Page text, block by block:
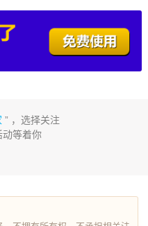
” ，选择关注
动等着你